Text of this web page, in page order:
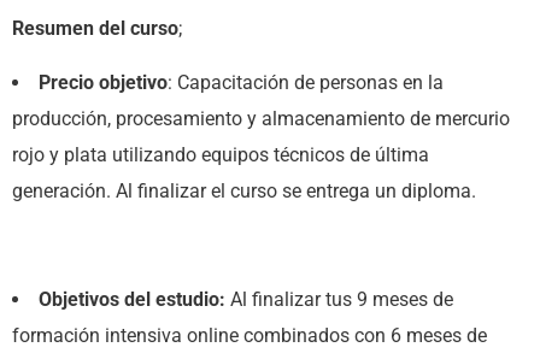
Resumen del curso;
Precio objetivo: Capacitación de personas en la
producción, procesamiento y almacenamiento de mercurio
rojo y plata utilizando equipos técnicos de última
generación. Al finalizar el curso se entrega un diploma.
Objetivos del estudio: Al finalizar tus 9 meses de
formación intensiva online combinados con 6 meses de